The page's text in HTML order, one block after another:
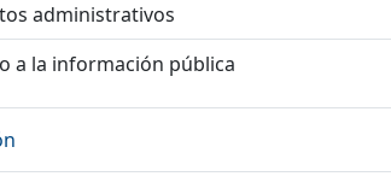
administrativos
a la información pública